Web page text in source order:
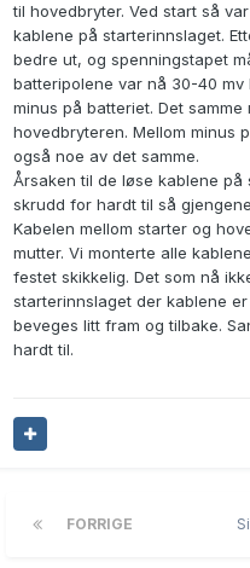
til hovedbryter. Ved start så
kablene på starterinnslaget.
bedre ut, og spenningstapet
batteripolene var nå 30-40 mv
minus på batteriet. Det
hovedbryteren. Mellom minus
også noe av det samme.
Årsaken til de løse kablene
skrudd for hardt til så
Kabelen mellom starter og
mutter. Vi monterte alle
festet skikkelig. Det som nå
starterinnslaget der kablene
beveges litt fram og tilbake.
hardt til.
FORRIGE